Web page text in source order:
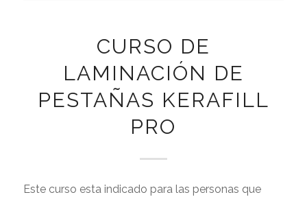
CURSO DE
LAMINACIÓN DE
PESTAÑAS KERAFILL
PRO
Este curso esta indicado para las personas que